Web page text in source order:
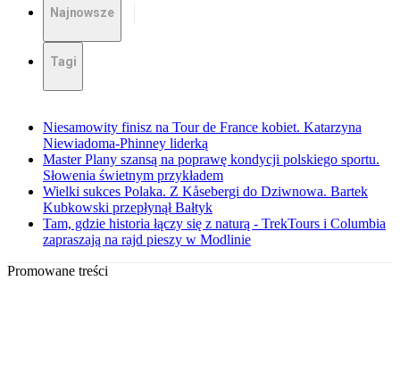
Najnowsze
Tagi
Niesamowity finisz na Tour de France kobiet. Katarzyna
Niewiadoma-Phinney liderką
Master Plany szansą na poprawę kondycji polskiego sportu.
Słowenia świetnym przykładem
Wielki sukces Polaka. Z Kåsebergi do Dziwnowa. Bartek
Kubkowski przepłynął Bałtyk
Tam, gdzie historia łączy się z naturą - TrekTours i Columbia
zapraszają na rajd pieszy w Modlinie
Promowane treści